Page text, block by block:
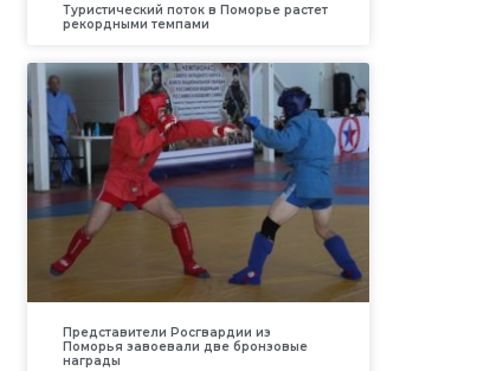
Туристический поток в Поморье растет
рекордными темпами
Представители Росгвардии из
Поморья завоевали две бронзовые
награды